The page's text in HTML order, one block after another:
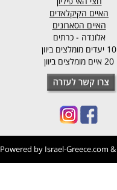
האיים הקיקלאדים
האיים הסארונים
אלונדה - כרתים
10 יעדים מומלצים ביוון
20 איים מומלצים ביוון
Powered by Israel-Greece.com &